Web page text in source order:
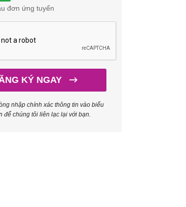
đơn ứng tuyển
KÝ NGAY
nhập chính xác thông tin vào biểu
để chúng tôi liên lạc lại với bạn.